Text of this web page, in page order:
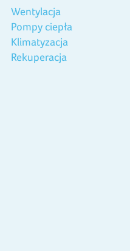
Wentylacja
Pompy ciepła
Klimatyzacja
Rekuperacja